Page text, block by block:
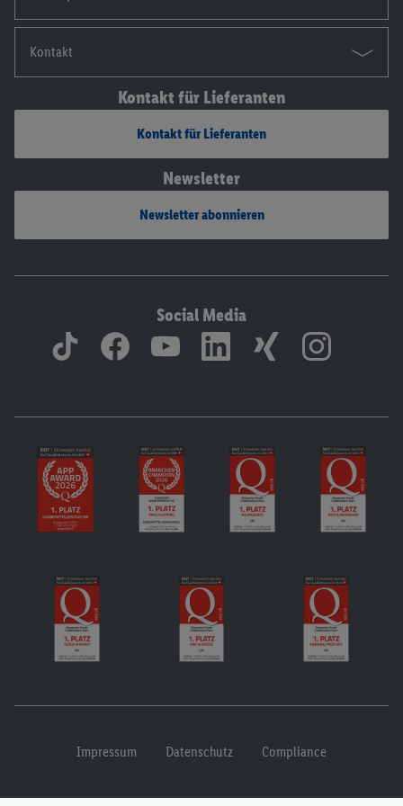
Kontakt
Kontakt für Lieferanten
Kontakt für Lieferanten
Newsletter
Newsletter abonnieren
Social Media
Impressum Datenschutz Compliance